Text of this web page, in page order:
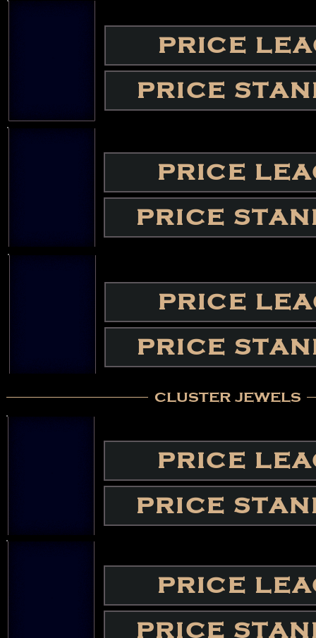
PRICE
PRICE
PRICE
PRICE
PRICE
PRICE
cluster jewels
PRICE
PRICE
PRICE
PRICE